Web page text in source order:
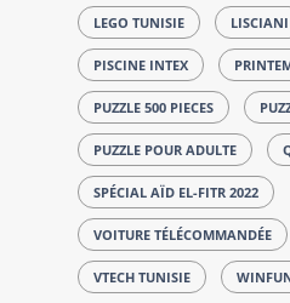
LEGO TUNISIE LISCIANI
PISCINE INTEX
PUZZLE 500 PIECES
PUZZLE POUR ADULTE
SPÉCIAL AÏD EL-FITR 2022
VOITURE TÉLÉCOMMANDÉE
VTECH TUNISIE